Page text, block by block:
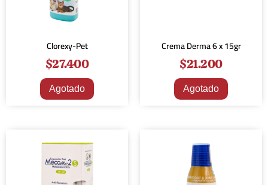
Clorexy-Pet
$27.400
Agotado
Crema Derma 6 x 15gr
$21.200
Agotado